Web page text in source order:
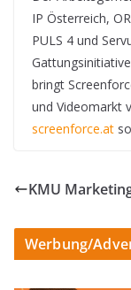
IP Österreich,
PULS 4 und
bringt
und Videomarkt
screenforce.at
KMU
Werbung/